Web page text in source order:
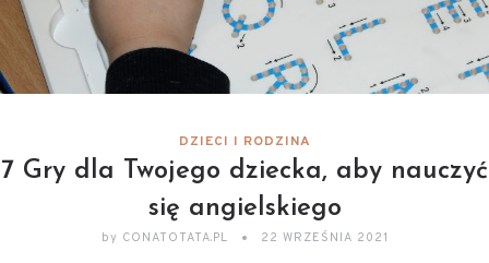
DZIECI I RODZINA
7 Gry dla Twojego dziecka, aby nauczyć
się angielskiego
by CONATOTATA.PL 22 WRZEŚNIA 2021